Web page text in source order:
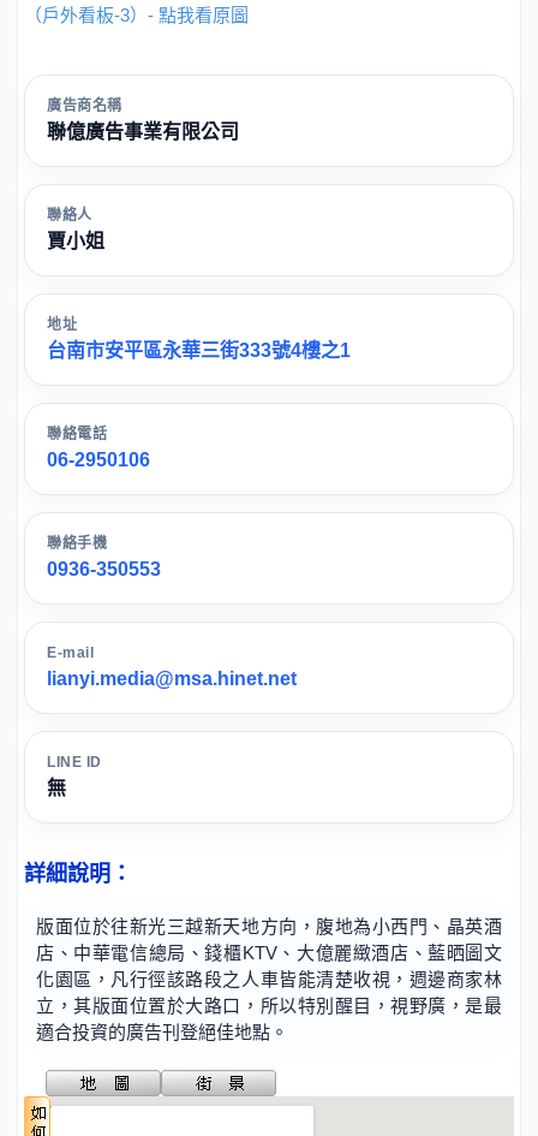
（戶外看板-3）- 點我看原圖
廣告商名稱
聯億廣告事業有限公司
聯絡人
賈小姐
地址
台南市安平區永華三街333號4樓之1
聯絡電話
06-2950106
聯絡手機
0936-350553
E-mail
lianyi.media@msa.hinet.net
LINE ID
無
詳細說明：
版面位於往新光三越新天地方向，腹地為小西門、晶英酒
店、中華電信總局、錢櫃KTV、大億麗緻酒店、藍晒圖文
化園區，凡行徑該路段之人車皆能清楚收視，週邊商家林
立，其版面位置於大路口，所以特別醒目，視野廣，是最
適合投資的廣告刊登絕佳地點。